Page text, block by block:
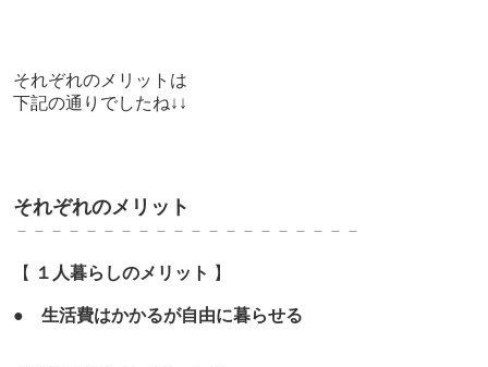
それぞれのメリットは
下記の通りでしたね↓↓
それぞれのメリット
－－－－－－－－－－－－－－－－－－－－
【 １人暮らしのメリット 】
● 生活費はかかるが自由に暮らせる